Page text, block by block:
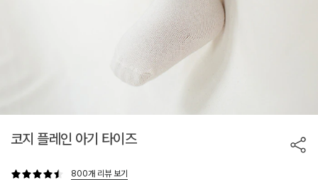
코지 플레인 아기 타이즈
800개 리뷰 보기